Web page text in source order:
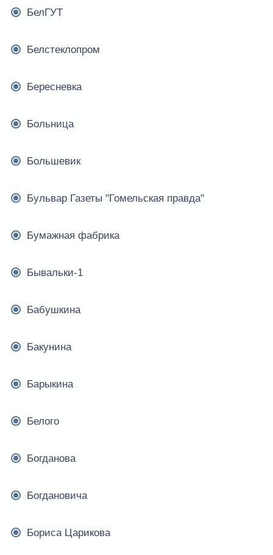
БелГУТ
Белстеклопром
Бересневка
Больница
Большевик
Бульвар Газеты "Гомельская правда"
Бумажная фабрика
Бывальки-1
Бабушкина
Бакунина
Барыкина
Белого
Богданова
Богдановича
Бориса Царикова